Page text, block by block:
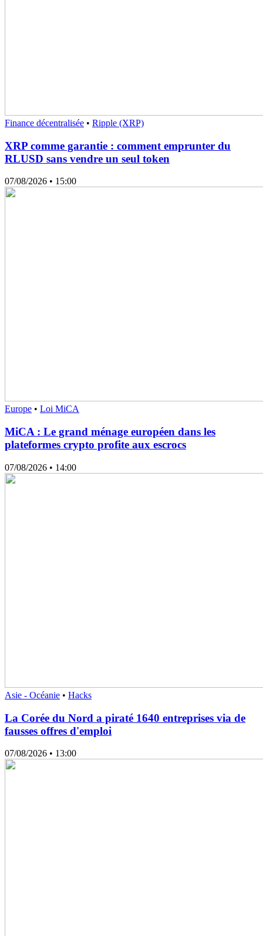
Finance décentralisée • Ripple (XRP)
XRP comme garantie : comment emprunter du
RLUSD sans vendre un seul token
07/08/2026 • 15:00
Europe • Loi MiCA
MiCA : Le grand ménage européen dans les
plateformes crypto profite aux escrocs
07/08/2026 • 14:00
Asie - Océanie • Hacks
La Corée du Nord a piraté 1640 entreprises via de
fausses offres d'emploi
07/08/2026 • 13:00